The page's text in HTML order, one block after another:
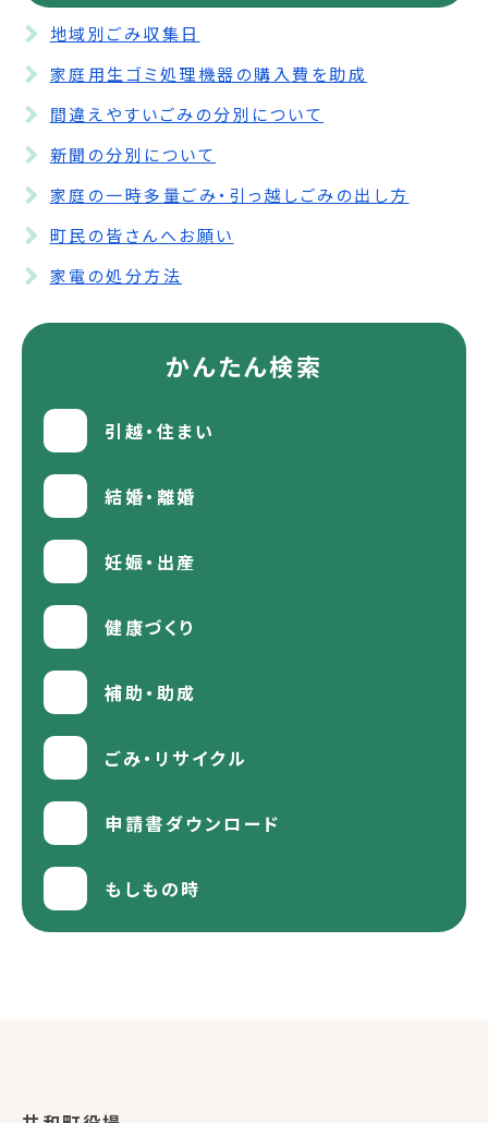
地域別ごみ収集日
家庭用生ゴミ処理機器の購入費を助成
間違えやすいごみの分別について
新聞の分別について
家庭の一時多量ごみ・引っ越しごみの出し方
町民の皆さんへお願い
家電の処分方法
かんたん検索
引越・住まい
結婚・離婚
妊娠・出産
健康づくり
補助・助成
ごみ・リサイクル
申請書ダウンロード
もしもの時